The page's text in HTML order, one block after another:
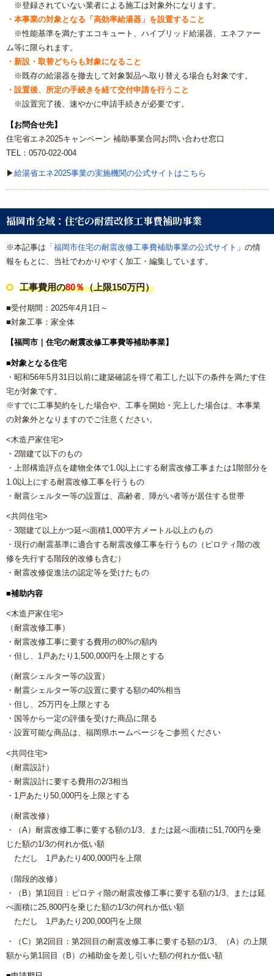
※登録されていない業者による施工は対象外になります。
・本事業の対象となる「高効率給湯器」を設置すること
※性能基準を満たすエコキュート、ハイブリッド給湯器、エネファー
ム等に限られます。
・新設・取替どちらも対象になること
※既存の給湯器を撤去して対象製品へ取り替える場合も対象です。
・設置後、所定の手続きを経て交付申請を行うこと
※設置完了後、速やかに申請手続きが必要です。
【お問合せ先】
住宅省エネ2025キャンペーン 補助事業合同お問い合わせ窓口
TEL：0570-022-004
▶給湯省エネ2025事業の実施機関の公式サイトはこちら
福岡市全域：住宅の耐震改修工事費補助事業
※本記事は 「 福岡市住宅の耐震改修工事費補助事業の公式サイト 」の情
報をもとに、当社でわかりやすく加工・編集しています。
工事費用の80％（上限150万円）
■受付期間：2025年4月1日～
■対象工事：家全体
【福岡市｜住宅の耐震改修工事費等補助事業】
■対象となる住宅
・昭和56年5月31日以前に建築確認を得て着工した以下の条件を満たす住
宅が対象です。
※すでに工事契約をした場合や、工事を開始・完上した場合は、本事業
の対象外となりますのでご注意ください。
<木造戸家住宅>
・2階建て以下のもの
・上部構造評点を建物全体で1.0以上にする耐震改修工事または1階部分を
1.0以上にする耐震改修工事を行うもの
・耐震シェルター等の設置は、高齢者、障がい者等が居住する世帯
<共同住宅>
・3階建て以上かつ延べ面積1,000平方メートル以上のもの
・現行の耐震基準に適合する耐震改修工事を行うもの（ピロティ階の改
修を先行する階段的改修も含む）
・耐震改修促進法の認定等を受けたもの
■補助内容
<木造戸家住宅>
（耐震改修工事）
・耐震改修工事に要する費用の80%の額内
・但し、1戸あたり1,500,000円を上限とする
（耐震シェルター等の設置）
・耐震シェルター等の設置に要する額の40%相当
・但し、25万円を上限とする
・国等から一定の評価を受けた商品に限る
・設置可能な商品は、福岡県ホームページをご参照ください
<共同住宅>
（耐震設計）
・耐震設計に要する費用の2/3相当
・1戸あたり50,000円を上限とする
（耐震改修）
・（A）耐震改修工事に要する額の1/3、または延べ面積に51,700円を乗
じた額の1/3の何れか低い額
ただし 1戸あたり400,000円を上限
（階段的改修）
・（B）第1回目：ピロティ階の耐震改修工事に要する額の1/3、または延
べ面積に25,800円を乗じた額の1/3の何れか低い額
ただし 1戸あたり200,000円を上限
・（C）第2回目：第2回目の耐震改修工事に要する額の1/3、（A）の上限
額から第1回目（B）の補助金を差し引いた額の何れか低い額